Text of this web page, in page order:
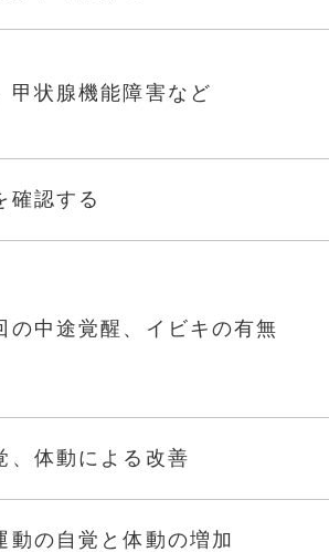
甲状腺機能障害など
確認する
の中途覚醒、イビキの有無
、体動による改善
動の自覚と体動の増加